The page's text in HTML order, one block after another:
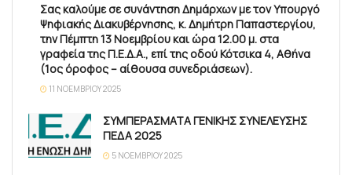
Σας καλούμε σε συνάντηση Δημάρχων με τον Υπουργό
Ψηφιακής Διακυβέρνησης, κ. Δημήτρη Παπαστεργίου,
την Πέμπτη 13 Νοεμβρίου και ώρα 12.00 μ. στα
γραφεία της Π.Ε.Δ.Α., επί της οδού Κότσικα 4, Αθήνα
(1ος όροφος – αίθουσα συνεδριάσεων).
11 ΝΟΕΜΒΡΊΟΥ 2025
ΣΥΜΠΕΡΑΣΜΑΤΑ ΓΕΝΙΚΗΣ ΣΥΝΕΛΕΥΣΗΣ
ΠΕΔΑ 2025
5 ΝΟΕΜΒΡΊΟΥ 2025